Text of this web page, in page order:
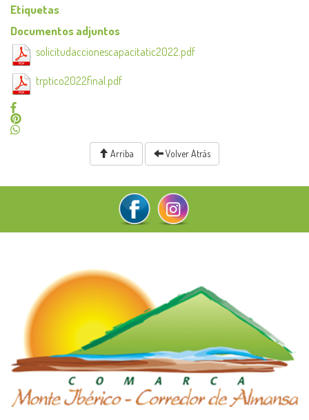
Etiquetas
Documentos adjuntos
solicitudaccionescapacitatic2022.pdf
trptico2022final.pdf
Arriba Volver Atrás